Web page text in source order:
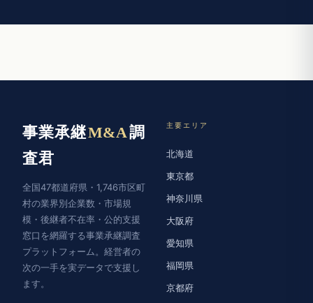
事業承継M&A調
査君
全国47都道府県・1,746市区町
村の業界別企業数・市場規
模・後継者不在率・公的支援
窓口を網羅する事業承継調査
プラットフォーム。経営者の
次の一手を実データで支援し
ます。
主要エリア
北海道
東京都
神奈川県
大阪府
愛知県
福岡県
京都府